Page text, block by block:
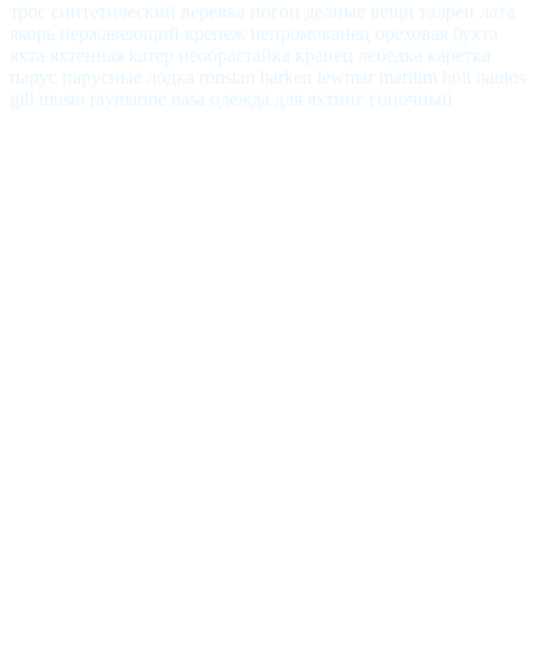
трос синтетический веревка погон делные вещи талреп лата
якорь нержавеющий крепеж непромоканец ореховая бухта
яхта яхтенная катер необрастайка кранец лебедка каретка
парус парусные лодка ronstan harken lewmar maritim holt nautos
gill musto raymarine nasa одежда для яхтинг гоночный